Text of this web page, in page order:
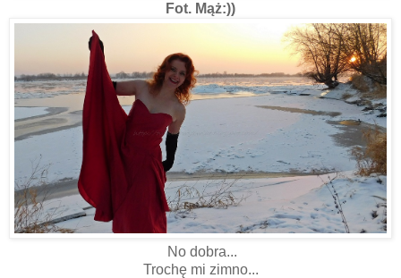
Fot. Mąż:))
No dobra...
Trochę mi zimno...